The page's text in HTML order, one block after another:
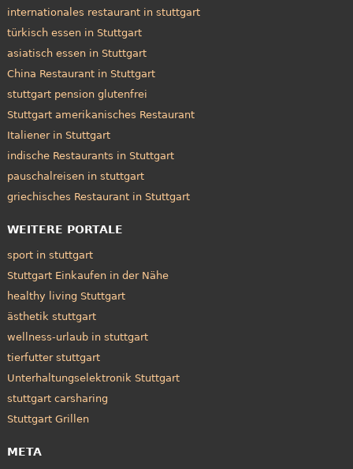
internationales restaurant in stuttgart
türkisch essen in Stuttgart
asiatisch essen in Stuttgart
China Restaurant in Stuttgart
stuttgart pension glutenfrei
Stuttgart amerikanisches Restaurant
Italiener in Stuttgart
indische Restaurants in Stuttgart
pauschalreisen in stuttgart
griechisches Restaurant in Stuttgart
WEITERE PORTALE
sport in stuttgart
Stuttgart Einkaufen in der Nähe
healthy living Stuttgart
ästhetik stuttgart
wellness-urlaub in stuttgart
tierfutter stuttgart
Unterhaltungselektronik Stuttgart
stuttgart carsharing
Stuttgart Grillen
META